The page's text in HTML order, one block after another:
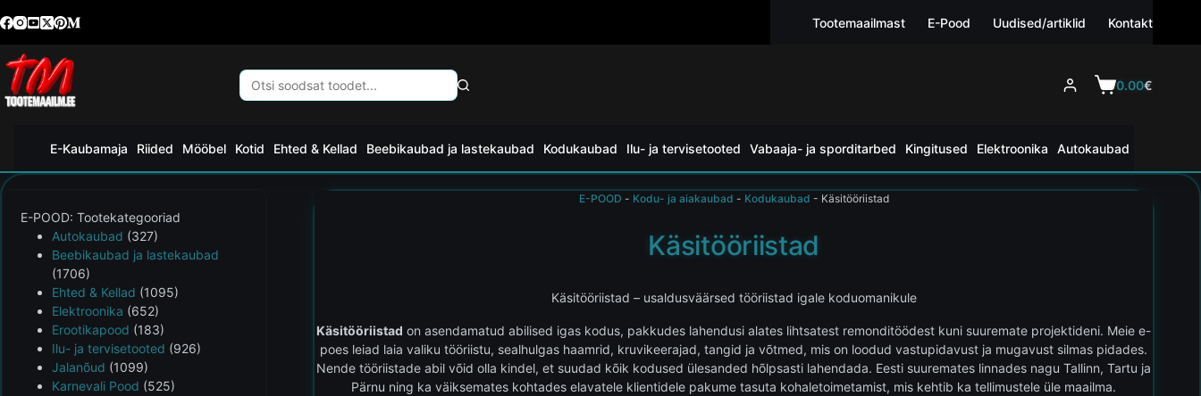
Tootemaailmast E-Pood Uudised/artiklid Kontakt
0.00€
E-Kaubamaja Riided Mööbel Kotid Ehted & Kellad Beebikaubad ja lastekaubad Kodukaubad Ilu- ja tervisetooted Vabaaja- ja sporditarbed Kingitused Elektroonika Autokaubad
E-POOD - Kodu- ja aiakaubad - Kodukaubad - Käsitööriistad
Käsitööriistad
Käsitööriistad – usaldusväärsed tööriistad igale koduomanikule
Käsitööriistad on asendamatud abilised igas kodus, pakkudes lahendusi alates lihtsatest remonditöödest kuni suuremate projektideni. Meie e-
poes leiad laia valiku tööriistu, sealhulgas haamrid, kruvikeerajad, tangid ja võtmed, mis on loodud vastupidavust ja mugavust silmas pidades.
Nende tööriistade abil võid olla kindel, et suudad kõik kodused ülesanded hõlpsasti lahendada. Eesti suuremates linnades nagu Tallinn, Tartu ja
Pärnu ning ka väiksemates kohtades elavatele klientidele pakume tasuta kohaletoimetamist, mis kehtib ka tellimustele üle maailma.
E-POOD: Tootekategooriad
Autokaubad (327)
Beebikaubad ja lastekaubad
(1706)
Ehted & Kellad (1095)
Elektroonika (652)
Erootikapood (183)
Ilu- ja tervisetooted (926)
Jalanõud (1099)
Karnevali Pood (525)